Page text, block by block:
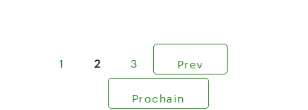
Prev
1 2
3
Prochain